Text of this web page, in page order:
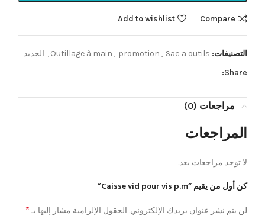
Compare
Add to wishlist
التصنيفات: Outillage à main , promotion , Sac a outils
, الجديد
Share:
مراجعات (0)
المراجعات
لا توجد مراجعات بعد.
كن أول من يقيم “Caisse vid pour vis p.m”
لن يتم نشر عنوان بريدك الإلكتروني. الحقول الإلزامية مشار إليها بـ *